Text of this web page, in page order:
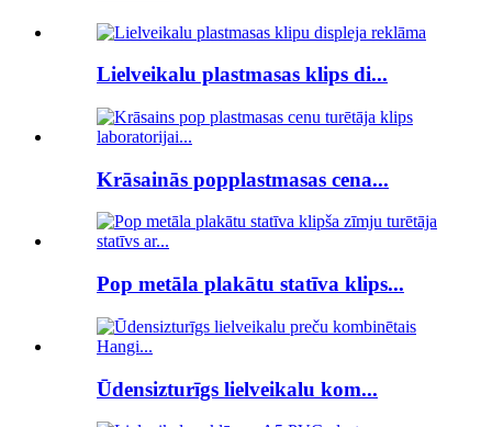
Lielveikalu plastmasas klips di...
Krāsainās popplastmasas cena...
Pop metāla plakātu statīva klips...
Ūdensizturīgs lielveikalu kom...